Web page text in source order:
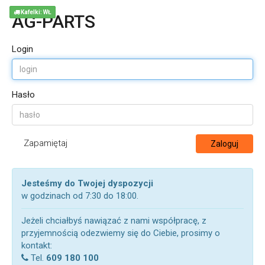
AG-PARTS
Login
Hasło
Zapamiętaj Zaloguj
Jesteśmy do Twojej dyspozycji
w godzinach od 7:30 do 18:00.
Jeżeli chciałbyś nawiązać z nami współpracę, z
przyjemnością odezwiemy się do Ciebie, prosimy o
kontakt:
Tel. 609 180 100
Kafelki: WŁ